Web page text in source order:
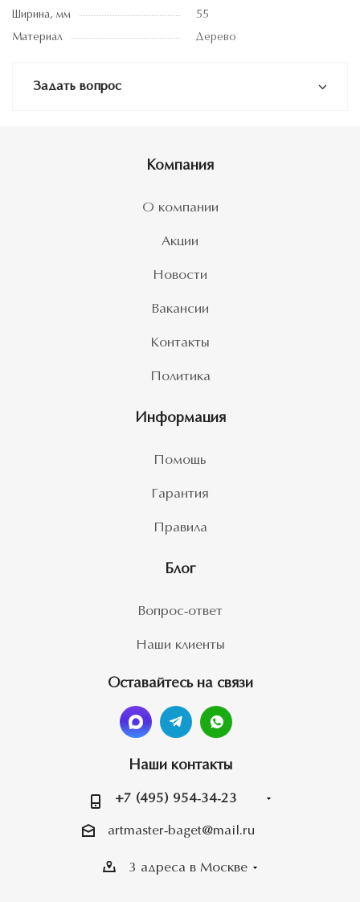
Ширина, мм
55
Материал
Дерево
Задать вопрос
Компания
О компании
Акции
Новости
Вакансии
Контакты
Политика
Информация
Помощь
Гарантия
Правила
Блог
Вопрос-ответ
Наши клиенты
Оставайтесь на связи
Наши контакты
+7 (495) 954-34-23
artmaster-baget@mail.ru
3 адреса в Москве